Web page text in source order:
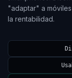
"adaptar" a
la rentabilidad.